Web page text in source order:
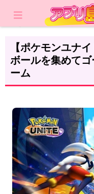
レビュー
【ポケモンユナ
ボールを集めて
ーム